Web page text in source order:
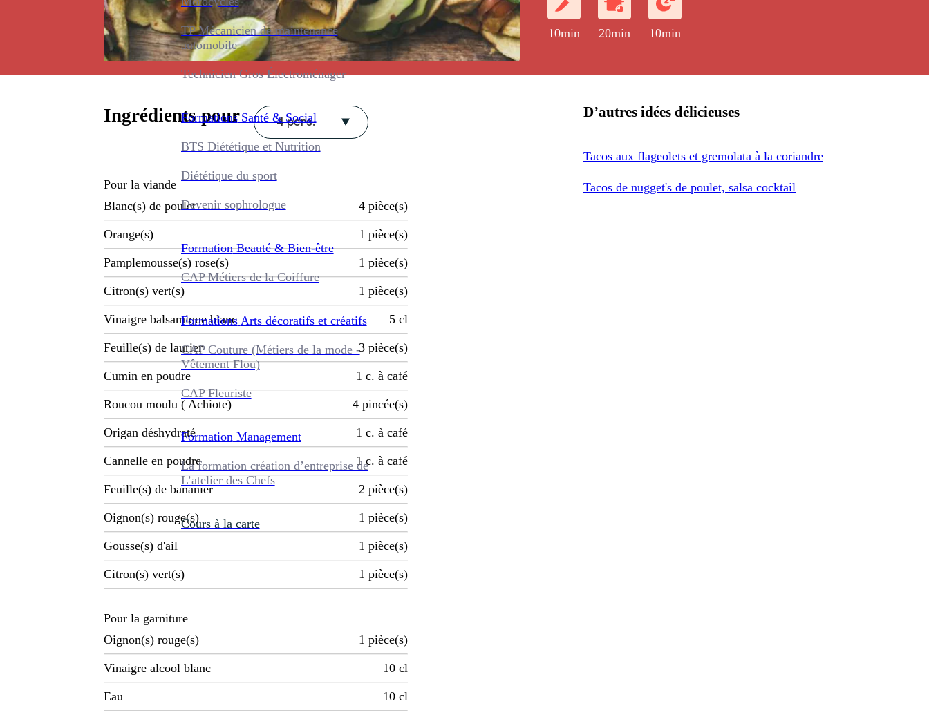
TP Mécanicien de maintenance
automobile
Technicien Gros Électroménager
Formations Santé & Social
BTS Diététique et Nutrition
Diététique du sport
Devenir sophrologue
Formation Beauté & Bien-être
CAP Métiers de la Coiffure
Formations Arts décoratifs et créatifs
CAP Couture (Métiers de la mode -
Vêtement Flou)
CAP Fleuriste
Formation Management
La formation création d’entreprise de
L’atelier des Chefs
Cours à la carte
10min 20min 10min
Ingrédients pour 4 pers.
Pour la viande
Blanc(s) de poulet
4 pièce(s)
Orange(s) 1 pièce(s)
Pamplemousse(s) rose(s) 1 pièce(s)
Citron(s) vert(s) 1 pièce(s)
Vinaigre balsamique blanc 5 cl
Feuille(s) de laurier 3 pièce(s)
Cumin en poudre 1 c. à café
Roucou moulu ( Achiote) 4 pincée(s)
Origan déshydraté 1 c. à café
Cannelle en poudre 1 c. à café
Feuille(s) de bananier 2 pièce(s)
Oignon(s) rouge(s) 1 pièce(s)
Gousse(s) d'ail 1 pièce(s)
Citron(s) vert(s) 1 pièce(s)
Pour la garniture
Oignon(s) rouge(s)
1 pièce(s)
Vinaigre alcool blanc 10 cl
Eau 10 cl
D’autres idées délicieuses
Tacos aux flageolets et gremolata à la coriandre
Tacos de nugget's de poulet, salsa cocktail